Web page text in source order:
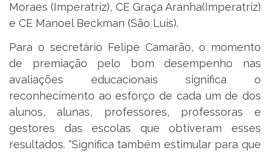
Moraes (Imperatriz), CE Graça Aranha(Imperatriz)
e CE Manoel Beckman (São Luís).
Para o secretário Felipe Camarão, o momento
de premiação pelo bom desempenho nas
avaliações educacionais significa o
reconhecimento ao esforço de cada um de dos
alunos, alunas, professores, professoras e
gestores das escolas que obtiveram esses
resultados. “Significa também estimular para que